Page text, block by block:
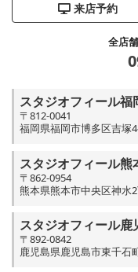
来店予約
全店
スタジオフィール福
〒812-0041
福岡県福岡市博多区吉塚
スタジオフィール熊
〒862-0954
熊本県熊本市中央区神水
スタジオフィール鹿
〒892-0842
鹿児島県鹿児島市東千石